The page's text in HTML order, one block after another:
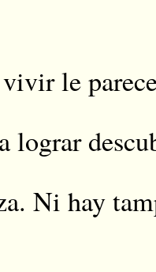
le
lograr
Ni hay